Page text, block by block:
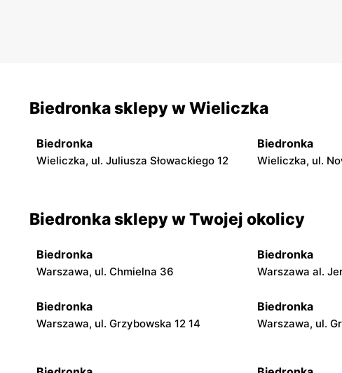
Biedronka sklepy w Wieliczka
Biedronka
Wieliczka, ul. Juliusza Słowackiego 12
Biedronka
Wieliczka, ul.
Biedronka sklepy w Twojej okolicy
Biedronka
Warszawa, ul. Chmielna 36
Biedronka
Warszawa al.
Biedronka
Warszawa, ul. Grzybowska 12 14
Biedronka
Warszawa, ul.